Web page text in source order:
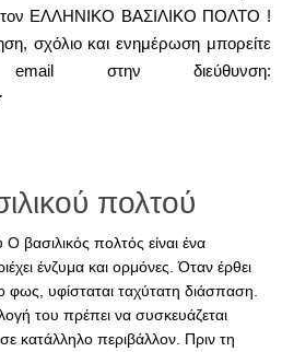
τον ΕΛΛΗΝΙΚΟ ΒΑΣΙΛΙΚΟ ΠΟΛΤΟ !
σχόλιο και ενημέρωση μπορείτε
στην διεύθυνση:
πολτού
βασιλικός πολτός είναι ένα
ένζυμα και ορμόνες. Όταν έρθει
φως, υφίσταται ταχύτατη διάσπαση.
του πρέπει να συσκευάζεται
κατάλληλο περιβάλλον. Πριν τη